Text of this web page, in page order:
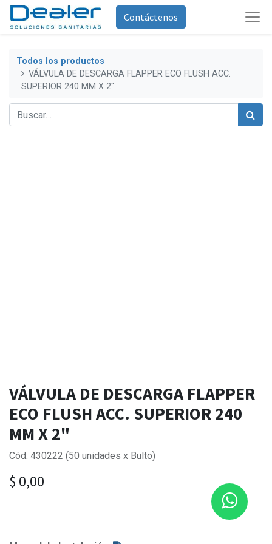
Contáctenos
Todos los productos
VÁLVULA DE DESCARGA FLAPPER ECO FLUSH ACC.
SUPERIOR 240 MM X 2"
VÁLVULA DE DESCARGA FLAPPER
ECO FLUSH ACC. SUPERIOR 240
MM X 2"
Cód: 430222 (50 unidades x Bulto)
$ 0,00